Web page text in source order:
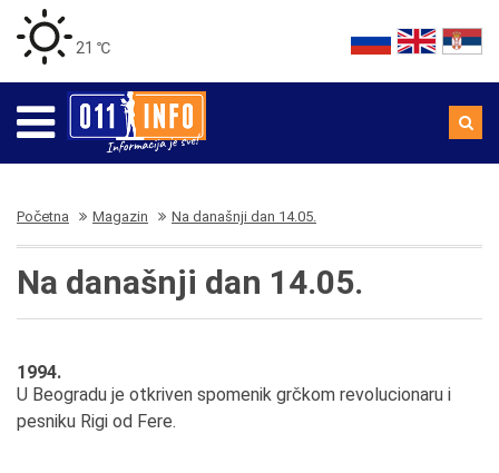
21 ℃
Početna Magazin Na današnji dan 14.05.
Na današnji dan 14.05.
1994.
U Beogradu je otkriven spomenik grčkom revolucionaru i
pesniku Rigi od Fere.